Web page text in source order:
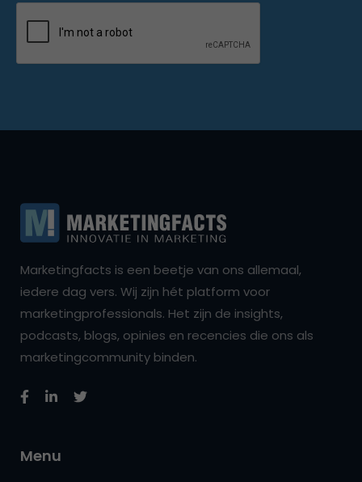
Marketingfacts is een beetje van ons allemaal,
iedere dag vers. Wij zijn hét platform voor
marketingprofessionals. Het zijn de insights,
podcasts, blogs, opinies en recencies die ons als
marketingcommunity binden.
Menu